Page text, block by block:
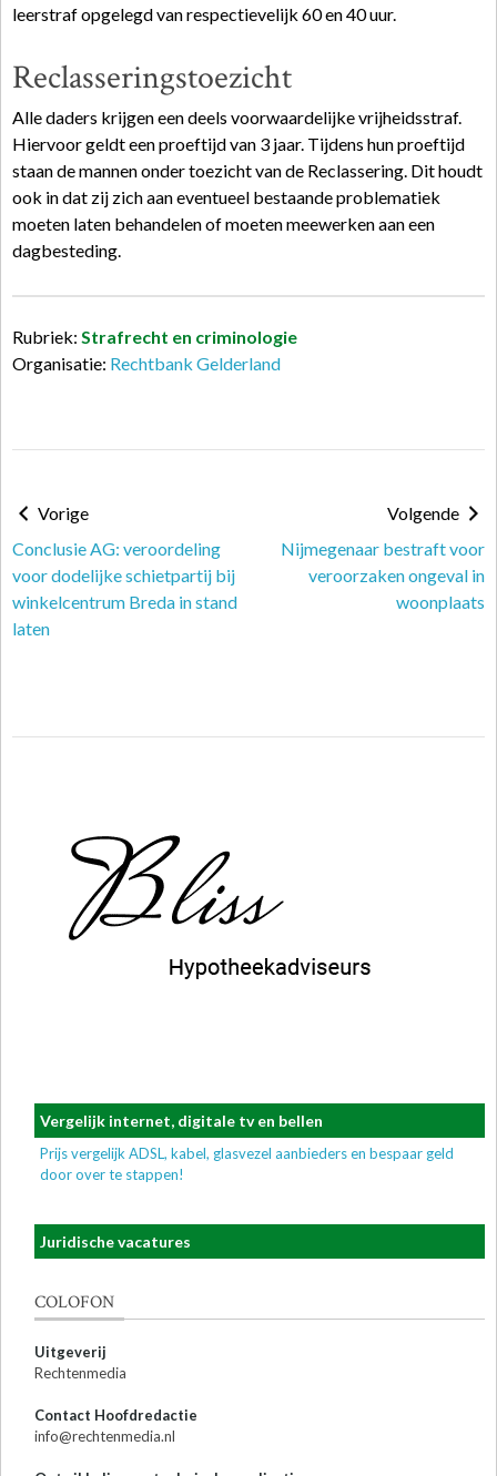
leerstraf opgelegd van respectievelijk 60 en 40 uur.
Reclasseringstoezicht
Alle daders krijgen een deels voorwaardelijke vrijheidsstraf.
Hiervoor geldt een proeftijd van 3 jaar. Tijdens hun proeftijd
staan de mannen onder toezicht van de Reclassering. Dit houdt
ook in dat zij zich aan eventueel bestaande problematiek
moeten laten behandelen of moeten meewerken aan een
dagbesteding.
Rubriek: Strafrecht en criminologie
Organisatie: Rechtbank Gelderland
Vorige
Conclusie AG: veroordeling
voor dodelijke schietpartij bij
winkelcentrum Breda in stand
laten
Volgende
Nijmegenaar bestraft voor
veroorzaken ongeval in
woonplaats
Vergelijk internet, digitale tv en bellen
Prijs vergelijk ADSL, kabel, glasvezel aanbieders en bespaar geld
door over te stappen!
Juridische vacatures
COLOFON
Uitgeverij
Rechtenmedia
Contact Hoofdredactie
info@rechtenmedia.nl